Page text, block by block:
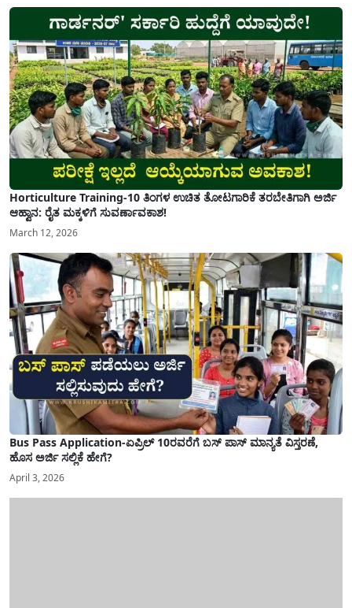
Horticulture Training-10 ತಿಂಗಳ ಉಚಿತ ತೋಟಗಾರಿಕೆ ತರಬೇತಿಗಾಗಿ ಅರ್ಜಿ
ಆಹ್ವಾನ: ರೈತ ಮಕ್ಕಳಿಗೆ ಸುವರ್ಣಾವಕಾಶ!
March 12, 2026
Bus Pass Application-ಏಪ್ರಿಲ್ 10ರವರೆಗೆ ಬಸ್ ಪಾಸ್ ಮಾನ್ಯತೆ ವಿಸ್ತರಣೆ,
ಹೊಸ ಅರ್ಜಿ ಸಲ್ಲಿಕೆ ಹೇಗೆ?
April 3, 2026